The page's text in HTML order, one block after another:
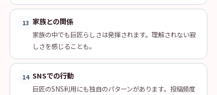
13 家族との関係
家族の中でも巨匠らしさは発揮されます。理解されない寂
しさを感じることも。
14 SNSでの行動
巨匠のSNS利用にも独自のパターンがあります。投稿頻度